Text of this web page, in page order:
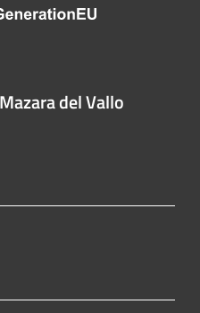
del Vallo